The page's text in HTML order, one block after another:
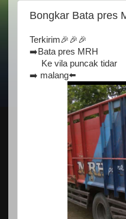
Bongkar Bata pres
Terkirim🎉🎉🎉
➡️Bata pres MRH
Ke vila puncak tidar
➡️ malang⬅️